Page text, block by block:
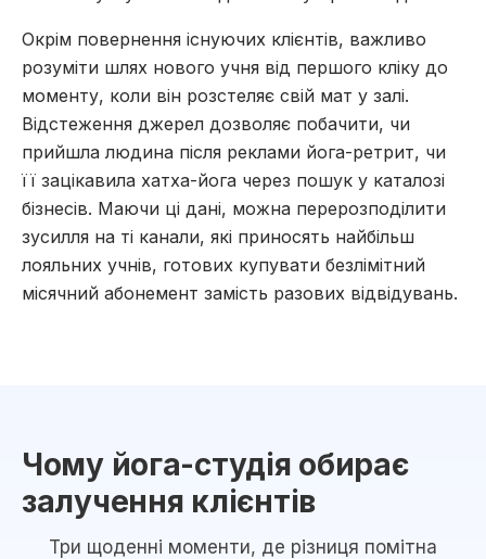
Окрім повернення існуючих клієнтів, важливо
розуміти шлях нового учня від першого кліку до
моменту, коли він розстеляє свій мат у залі.
Відстеження джерел дозволяє побачити, чи
прийшла людина після реклами йога-ретрит, чи
її зацікавила хатха-йога через пошук у каталозі
бізнесів. Маючи ці дані, можна перерозподілити
зусилля на ті канали, які приносять найбільш
лояльних учнів, готових купувати безлімітний
місячний абонемент замість разових відвідувань.
Чому йога-студія обирає
залучення клієнтів
Три щоденні моменти, де різниця помітна